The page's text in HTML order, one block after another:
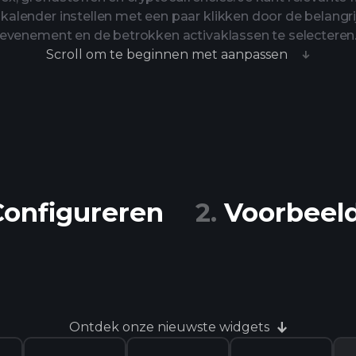
instellen met een paar klikken door de
evenement en de betrokken activaklassen te selecteren.
Scroll om te beginnen met aanpassen
Ontdek onze nieuwste widgets